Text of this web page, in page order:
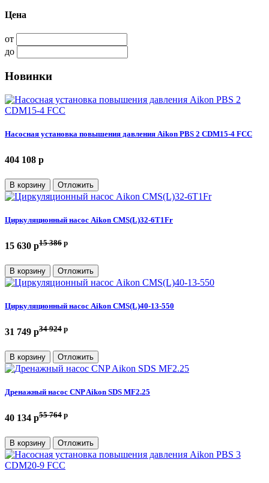
Цена
от
до
Новинки
Насосная установка повышения давления Aikon PBS 2 CDM15-4 FCC
404 108 p
В корзину Отложить
Циркуляционный насос Aikon CMS(L)32-6T1Fr
15 630 p15 386 p
В корзину Отложить
Циркуляционный насос Aikon CMS(L)40-13-550
31 749 p34 924 p
В корзину Отложить
Дренажный насос CNP Aikon SDS MF2.25
40 134 p55 764 p
В корзину Отложить